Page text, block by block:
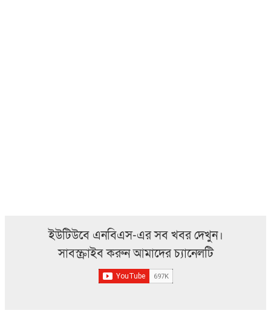
ইউটিউবে এনবিএস-এর সব খবর দেখুন।
সাবস্ক্রাইব করুন আমাদের চ্যানেলটি